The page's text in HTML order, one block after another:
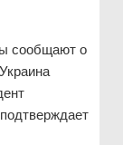
сообщают о